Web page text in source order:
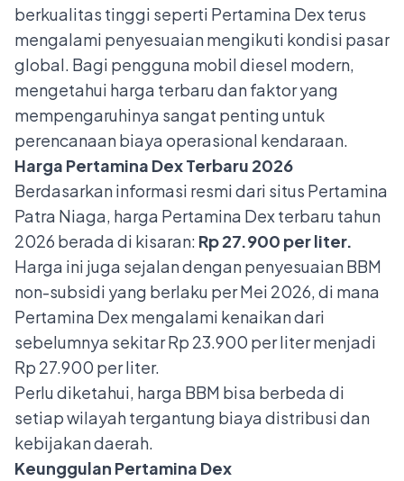
berkualitas tinggi seperti Pertamina Dex terus
mengalami penyesuaian mengikuti kondisi pasar
global. Bagi pengguna mobil diesel modern,
mengetahui harga terbaru dan faktor yang
mempengaruhinya sangat penting untuk
perencanaan biaya operasional kendaraan.
Harga Pertamina Dex Terbaru 2026
Berdasarkan informasi resmi dari situs Pertamina
Patra Niaga, harga Pertamina Dex terbaru tahun
2026 berada di kisaran: Rp 27.900 per liter.
Harga ini juga sejalan dengan penyesuaianBBM
non-subsidi yang berlaku per Mei 2026, di mana
Pertamina Dex mengalami kenaikan dari
sebelumnya sekitar Rp 23.900 per liter menjadi
Rp 27.900 per liter.
Perlu diketahui, harga BBM bisa berbeda di
setiap wilayah tergantung biaya distribusi dan
kebijakan daerah.
Keunggulan Pertamina Dex